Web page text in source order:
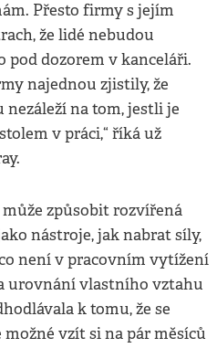
Přesto firmy s jejím
že lidé nebudou
pod dozorem v kanceláři.
najednou zjistily, že
na tom, jestli je
v práci,“ říká už
způsobit rozvířená
nástroje, jak nabrat síly,
není v pracovním vytížení
urovnání vlastního vztahu
k tomu, že se
vzít si na pár měsíců